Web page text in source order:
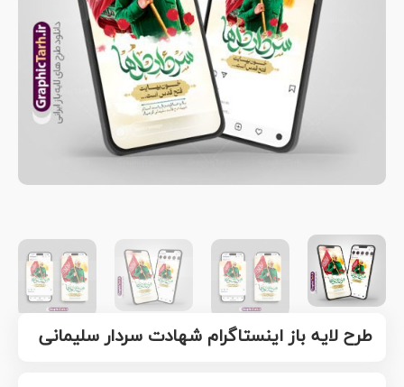
طرح لایه باز اینستاگرام شهادت سردار سلیمانی